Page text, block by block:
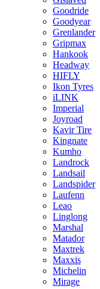
Goodride
Goodyear
Grenlander
Gripmax
Hankook
Headway
HIFLY
Ikon Tyres
iLINK
Imperial
Joyroad
Kavir Tire
Kingnate
Kumho
Landrock
Landsail
Landspider
Laufenn
Leao
Linglong
Marshal
Matador
Maxtrek
Maxxis
Michelin
Mirage